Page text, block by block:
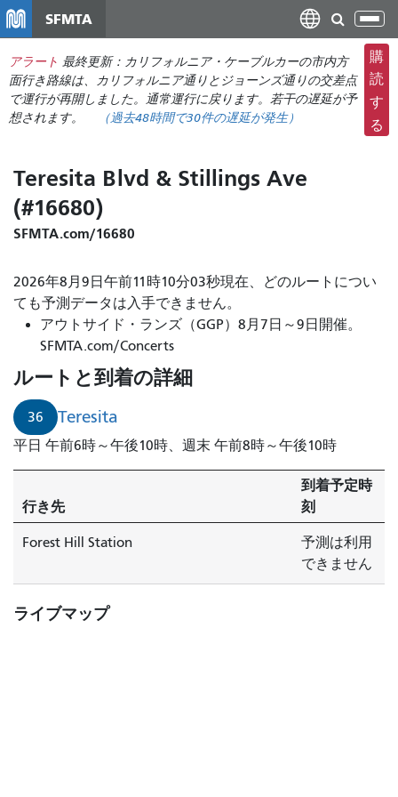
ン
コ
ン
テ
に
SFMTA
ナ
ビ
ゲ
ー
シ
ョ
アラート 最終更新：カリフォルニア・ケーブルカーの市内方
面行き路線は、カリフォルニア通りとジョーンズ通りの交差点
で運行が再開しました。通常運行に戻ります。若干の遅延が予
想されます。
（過去48時間で30件の遅延が発生）
購
読
す
る
Teresita Blvd & Stillings Ave
(#16680)
SFMTA.com/16680
2026年8月9日午前11時10分03秒現在、どのルートについ
ても予測データは入手できません。
アウトサイド・ランズ（GGP）8月7日～9日開催。
SFMTA.com/Concerts
ルートと到着の詳細
36 Teresita
平日 午前6時～午後10時、週末 午前8時～午後10時
行き先
到着予定時
刻
Forest Hill Station
予測は利用
できません
ライブマップ